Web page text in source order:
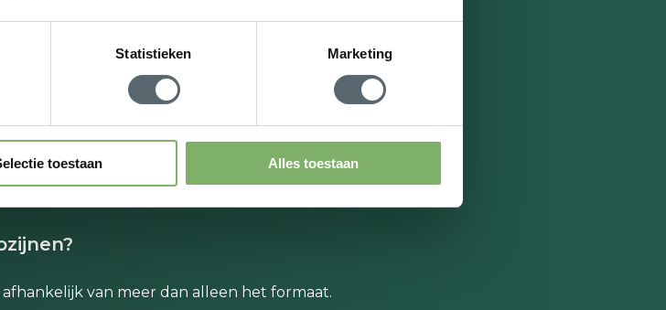
Statistieken Marketing
toestaan Alles toestaan
antraciet tot klassieke houtnerf.
Bekijk onze kunststof kozijnen
van meer dan alleen het formaat.